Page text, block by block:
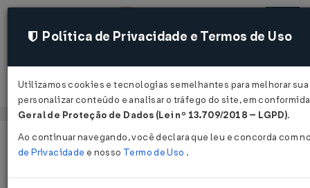
Acessar
Página Inicial Legislações Legislação Federal
Portaria MTP Nº 547 DE 22/10/2021
Política de Privacidade e Termos de Uso
Utilizamos cookies e tecnologias semelhantes para melhorar
personalizar conteúdo e analisar o tráfego do site, em
Geral de Proteção de Dados (Lei nº 13.709/2018 – LGPD).
Ao continuar navegando, você declara que leu e concorda com
de Privacidade e nosso Termo de Uso .